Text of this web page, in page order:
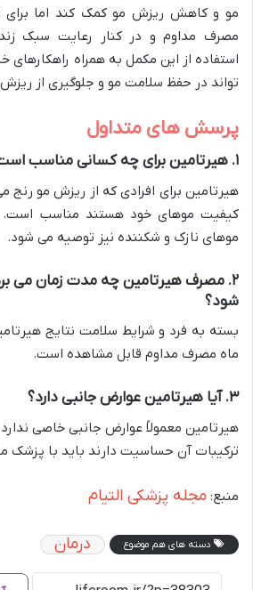
مو و کاهش ریزش مو کمک کند اما برای
مصرف مداوم و در کنار رعایت سبک
استفاده از این مکمل به همراه
تواند در حفظ سلامت مو و جلوگیری از
پرسش های متداول
۱. هیرتامین برای چه کسانی مناسب
هیرتامین برای افرادی که از ریزش مو رنج
کیفیت موهای خود هستند مناسب است.
موهای نازک و شکننده نیز توصیه می شود.
۲. مصرف هیرتامین چه مدت زمان می
شود؟
ماه مصرف مداوم قابل مشاهده است.
۳.آیا هیرتامین عوارض جانبی دارد؟
هیرتامین معمولاً عوارض جانبی خاصی ندارد
ترکیبات آن حساسیت دارند باید با پزشک
منبع: مجله پزشکی التیام
دسته های هم موضوع درمان